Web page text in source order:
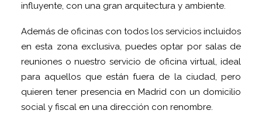
influyente, con una gran arquitectura y ambiente.
Además de oficinas con todos los servicios incluidos
en esta zona exclusiva, puedes optar por salas de
reuniones o nuestro servicio de oficina virtual, ideal
para aquellos que están fuera de la ciudad, pero
quieren tener presencia en Madrid con un domicilio
social y fiscal en una dirección con renombre.